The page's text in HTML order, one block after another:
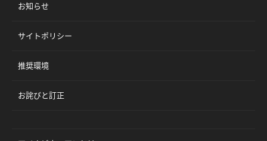
お知らせ
サイトポリシー
推奨環境
お詫びと訂正